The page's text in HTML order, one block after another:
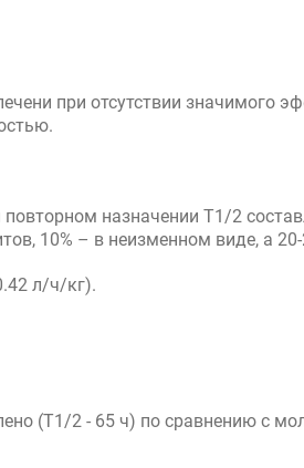
при отсутствии значимого
назначении T1/2
10% – в неизменном виде, а
л/ч/кг).
(T1/2 - 65 ч) по сравнению с